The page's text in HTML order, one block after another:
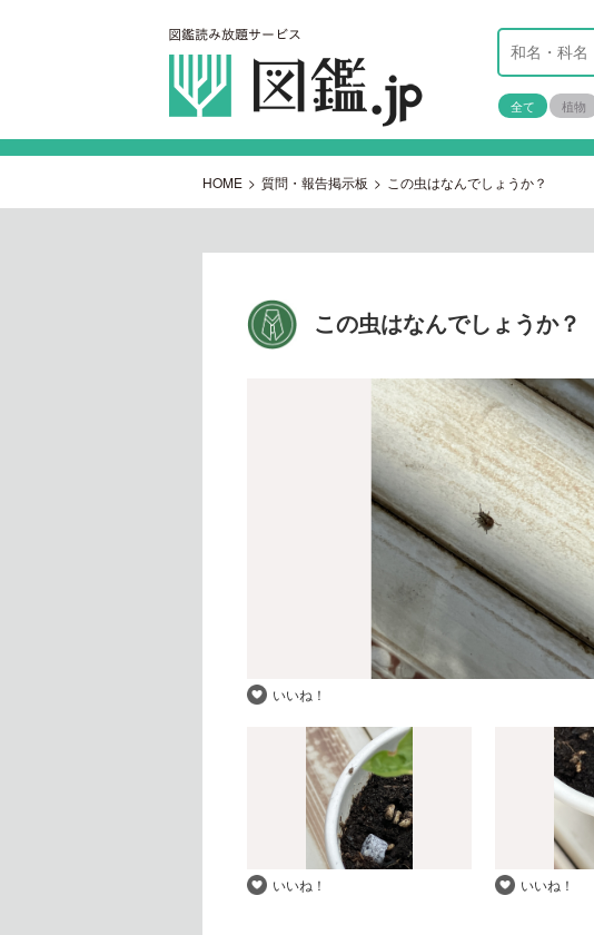
全て 植物
HOME > 質問・報告掲示板 > この虫はなんでしょうか？
この虫はなんでしょうか？
いいね！
いいね！ いいね！